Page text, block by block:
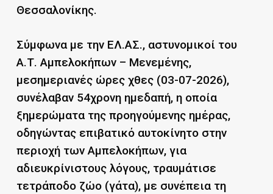
Θεσσαλονίκης.
Σύμφωνα με την ΕΛ.ΑΣ., αστυνομικοί του
Α.Τ. Αμπελοκήπων – Μενεμένης,
μεσημεριανές ώρες χθες (03-07-2026),
συνέλαβαν 54χρονη ημεδαπή, η οποία
ξημερώματα της προηγούμενης ημέρας,
οδηγώντας επιβατικό αυτοκίνητο στην
περιοχή των Αμπελοκήπων, για
αδιευκρίνιστους λόγους, τραυμάτισε
τετράποδο ζώο (γάτα), με συνέπεια τη